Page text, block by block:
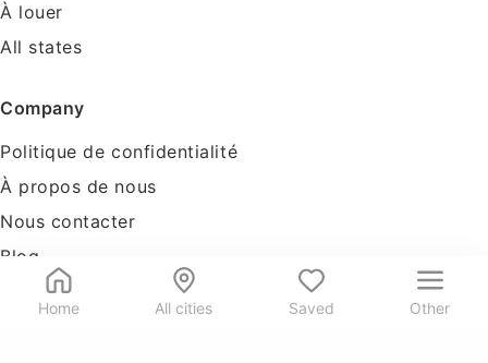
Home All cities Saved Other
À louer
All states
Company
Politique de confidentialité
À propos de nous
Nous contacter
Blog
Tools